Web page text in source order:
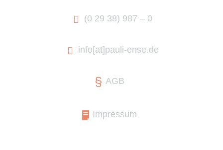
(0 29 38) 987 – 0
info [at] pauli-ense.de
AGB
Impressum